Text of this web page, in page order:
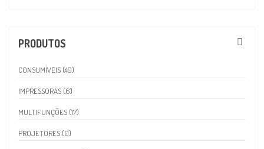
PRODUTOS
CONSUMÍVEIS (49)
IMPRESSORAS (6)
MULTIFUNÇÕES (17)
PROJETORES (0)